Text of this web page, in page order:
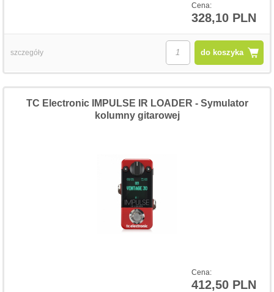
Cena:
328,10 PLN
do koszyka
szczegóły
Cena:
412,50 PLN
TC Electronic IMPULSE IR LOADER - Symulator
kolumny gitarowej